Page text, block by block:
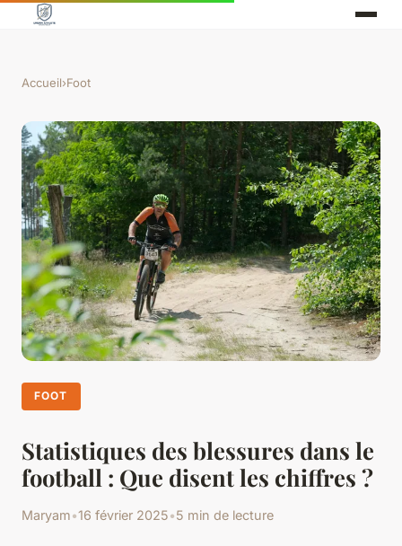
Accueil›Foot
FOOT
Statistiques des blessures dans le
football : Que disent les chiffres ?
Maryam•16 février 2025•5 min de lecture